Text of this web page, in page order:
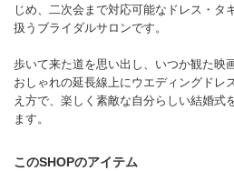
じめ、二次会まで対応可能なドレス・タ
扱うブライダルサロンです。
歩いて来た道を思い出し、いつか観た映
おしゃれの延長線上にウエディングドレ
え方で、楽しく素敵な自分らしい結婚式
ます。
このSHOPのアイテム